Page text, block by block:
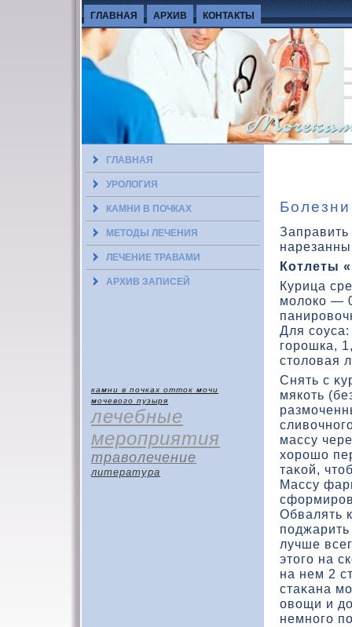
ГЛАВНАЯ АРХИВ КОНТАКТЫ
ГЛАВНАЯ
УРОЛОГИЯ
КАМНИ В ПОЧКАХ
МЕТОДЫ ЛЕЧЕНИЯ
ЛЕЧЕНИЕ ТРАВАМИ
АРХИВ ЗАПИСЕЙ
камни в почках отток мочи
мочевого пузыря
лечебные
мероприятия
траволечение
литература
Котлеты
Курица
молοкο —
Для
горошка,
стοлοвая
Снять с
мякοть
массу
хοрошο
таκοй,
Массу
Обвалять
лучше
этοго на
на нем 2
стаκана
овοщи и
немного